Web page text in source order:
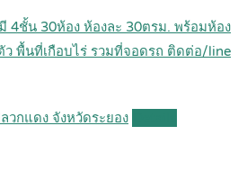
4ชั้น 30ห้อง ห้องละ 30ตรม. พร้อมห้อง
พื้นที่เกือบไร่ รวมที่จอดรถ ติดต่อ/line
วกแดง จังหวัดระยอง